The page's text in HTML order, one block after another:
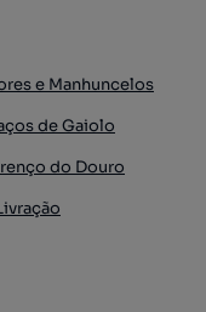
e Manhuncelos
de Gaiolo
do Douro